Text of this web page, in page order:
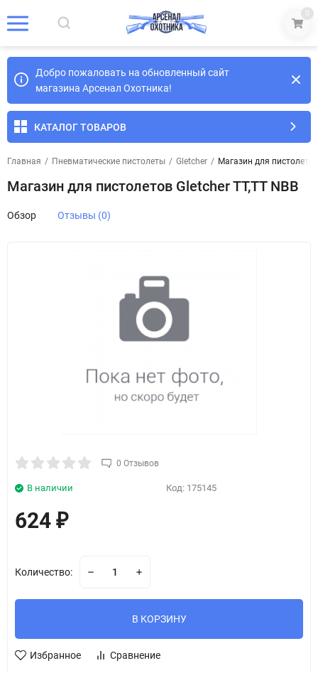
0
Добро пожаловать на обновленный сайт
магазина Арсенал Охотника!
КАТАЛОГ ТОВАРОВ
Главная / Пневматические пистолеты / Gletcher / Магазин для
Магазин для пистолетов Gletcher TT,TT NBB
Обзор Отзывы (0)
0 Отзывов
Код: 175145
В наличии
624 ₽
Количество:
В КОРЗИНУ
Избранное Сравнение